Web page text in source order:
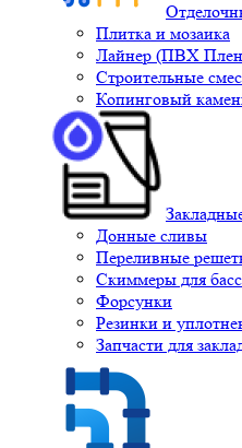
Плитка и мозаика
Лайнер (ПВХ
Строительные
Копинговый
Донные сливы
Переливные
Скиммеры для
Форсунки
Резинки и
Запчасти для